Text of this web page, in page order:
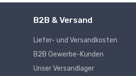
B2B & Versand
Liefer- und Versandkosten
B2B Gewerbe-Kunden
Unser Versandlager